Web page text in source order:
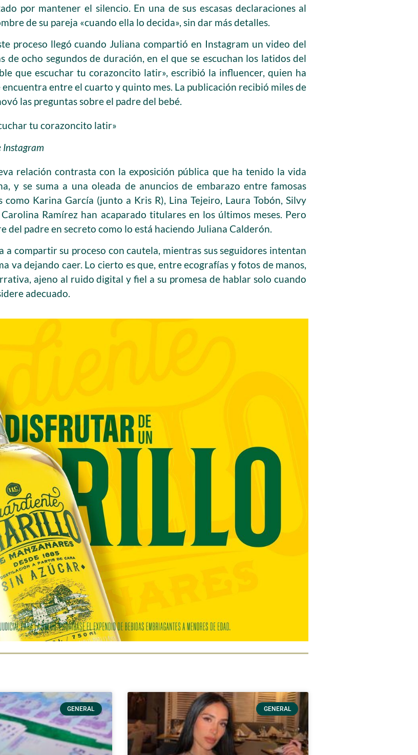
por mantener el silencio. En una de sus escasas declaraciones al
de su pareja «cuando ella lo decida», sin dar más detalles.
proceso llegó cuando Juliana compartió en Instagram un video del
de ocho segundos de duración, en el que se escuchan los latidos del
que escuchar tu corazoncito latir», escribió la influencer, quien ha
entre el cuarto y quinto mes. La publicación recibió miles de
las preguntas sobre el padre del bebé.
tu corazoncito latir»
Instagram
relación contrasta con la exposición pública que ha tenido la vida
y se suma a una oleada de anuncios de embarazo entre famosas
como Karina García (junto a Kris R), Lina Tejeiro, Laura Tobón, Silvy
Ramírez han acaparado titulares en los últimos meses. Pero
del padre en secreto como lo está haciendo Juliana Calderón.
a compartir su proceso con cautela, mientras sus seguidores intentan
va dejando caer. Lo cierto es que, entre ecografías y fotos de manos,
ajeno al ruido digital y fiel a su promesa de hablar solo cuando
adecuado.
GENERAL GENERAL